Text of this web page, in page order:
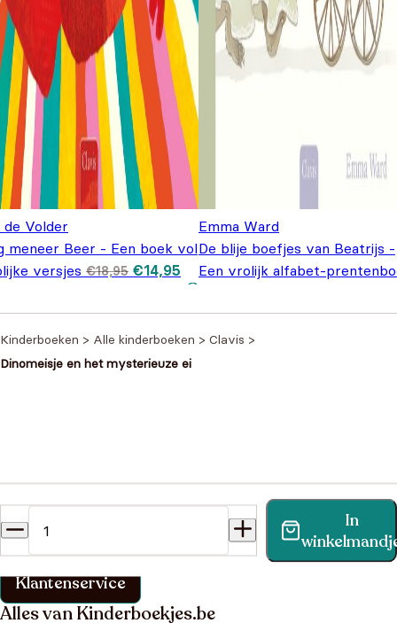
de Volder
meneer Beer - Een boek vol
versjes €18,95 Oorspronkelijke
prijs was:
€14,95 Huidige
prijs is:
Emma Ward
De blije boefjes van Beatrijs -
Een vrolijk alfabet-
Kinderboeken > Alle kinderboeken > Clavis >
Dinomeisje en het mysterieuze ei
In
Vind binnen no-time antwoord op je vraag op onze
klantenservice pagina.
Klantenservice
Alles van Kinderboekjes.be